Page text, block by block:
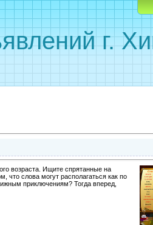
г.
возраста. Ищите спрятанные на
что слова могут располагаться как по
приключениям? Тогда вперед,